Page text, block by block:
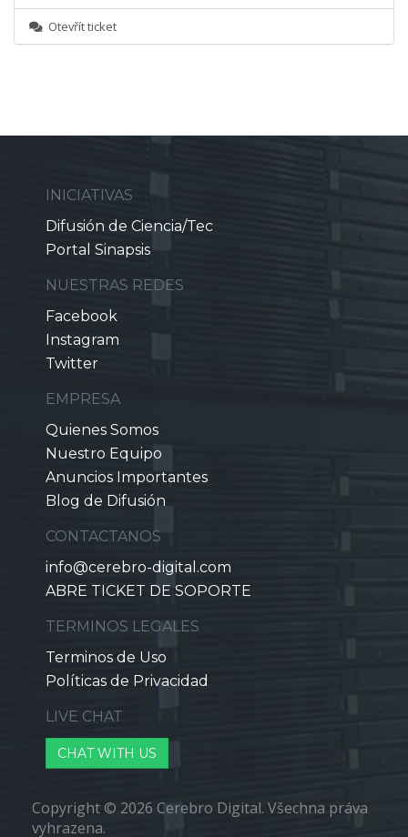
Otevřít ticket
INICIATIVAS
Difusión de Ciencia/Tec
Portal Sinapsis
NUESTRAS REDES
Facebook
Instagram
Twitter
EMPRESA
Quienes Somos
Nuestro Equipo
Anuncios Importantes
Blog de Difusión
CONTACTANOS
info@cerebro-digital.com
ABRE TICKET DE SOPORTE
TERMINOS LEGALES
Terminos de Uso
Políticas de Privacidad
LIVE CHAT
CHAT WITH US
Copyright © 2026 Cerebro Digital. Všechna práva
vyhrazena.